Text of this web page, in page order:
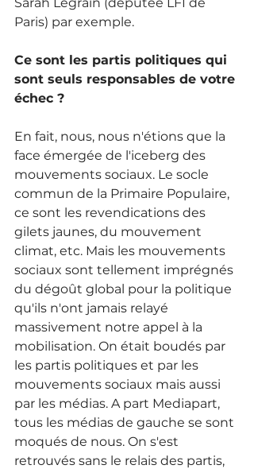
Paris) par exemple.
Ce sont les partis politiques qui
sont seuls responsables de votre
échec ?
En fait, nous, nous n'étions que la
face émergée de l'iceberg des
mouvements sociaux. Le socle
commun de la Primaire Populaire,
ce sont les revendications des
gilets jaunes, du mouvement
climat, etc. Mais les mouvements
sociaux sont tellement imprégnés
du dégoût global pour la politique
qu'ils n'ont jamais relayé
massivement notre appel à la
mobilisation. On était boudés par
les partis politiques et par les
mouvements sociaux mais aussi
par les médias. A part Mediapart,
tous les médias de gauche se sont
moqués de nous. On s'est
retrouvés sans le relais des partis,